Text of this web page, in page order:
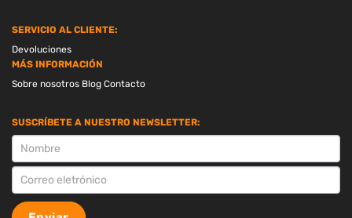
SERVICIO AL CLIENTE:
Devoluciones
MÁS INFORMACIÓN
Sobre nosotros Blog Contacto
SUSCRÍBETE A NUESTRO NEWSLETTER:
SUSCRIPCION